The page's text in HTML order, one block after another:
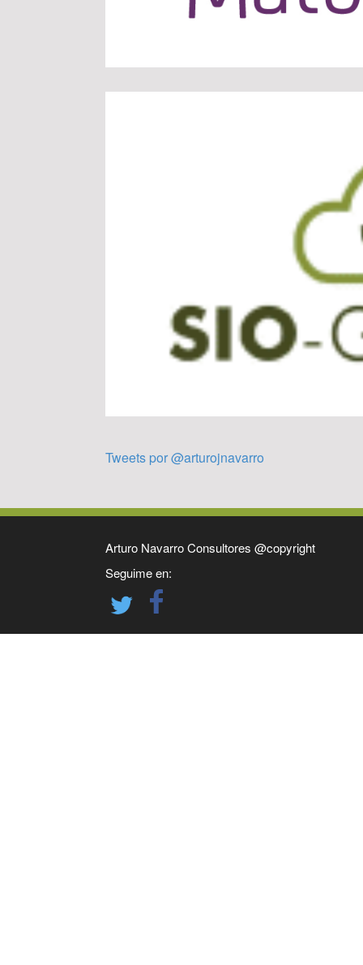
Tweets por @arturojnavarro
Arturo Navarro Consultores @copyright
Seguime en: